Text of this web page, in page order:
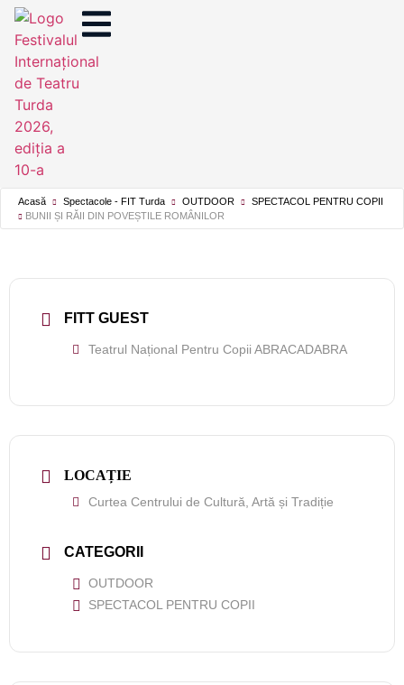
Acasă Spectacole - FIT Turda OUTDOOR
SPECTACOL PENTRU COPII
BUNII ȘI RĂII DIN POVEȘTILE ROMÂNILOR
FITT GUEST
Teatrul Național Pentru Copii ABRACADABRA
LOCAȚIE
Curtea Centrului de Cultură, Artă și Tradiție
CATEGORII
OUTDOOR
SPECTACOL PENTRU COPII